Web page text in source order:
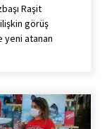
Raşit
görüş
yeni atanan